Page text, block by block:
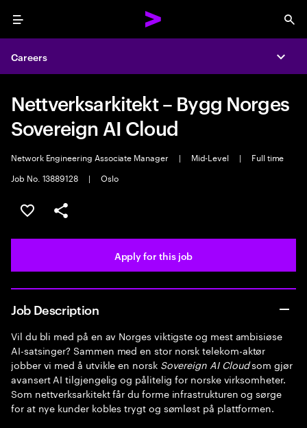
Menu
Careers
Nettverksarkitekt – Bygg Norges
Sovereign AI Cloud
Network Engineering Associate Manager | Mid-Level |
Full time
Job No. 13889128
| Oslo
Save this job
Share this job
Apply for this job
Job Description
Vil du bli med på en av Norges viktigste og mest ambisiøse
AI-satsinger? Sammen med en stor norsk telekom-aktør
jobber vi med å utvikle en norsk Sovereign AI Cloudsom gjør
avansert AI tilgjengelig og pålitelig for norske virksomheter.
Som nettverksarkitekt får du forme infrastrukturen og sørge
for at nye kunder kobles trygt og sømløst på plattformen.